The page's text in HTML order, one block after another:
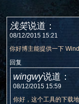
浅笑说道：
08/12/2015 15:21
你好博主能提供一下
回复
wingwy说道：
08/12/2015 15:59
你好，这个工具的下载